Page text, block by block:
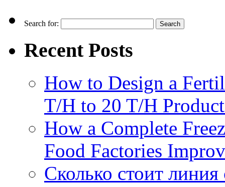
Search for:
Recent Posts
How to Design a
T/H to 20 T/H
How a Complete
Food Factories
Сколько стоит